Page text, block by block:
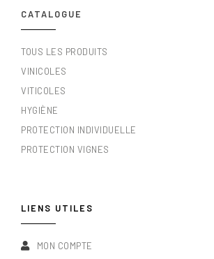
CATALOGUE
TOUS LES PRODUITS
VINICOLES
VITICOLES
HYGIÈNE
PROTECTION INDIVIDUELLE
PROTECTION VIGNES
LIENS UTILES
MON COMPTE